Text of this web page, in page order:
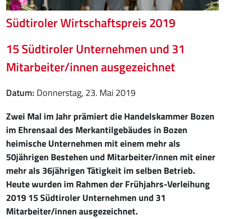
Südtiroler Wirtschaftspreis 2019
15 Südtiroler Unternehmen und 31
Mitarbeiter/innen ausgezeichnet
Datum Donnerstag, 23. Mai 2019
Zwei Mal im Jahr prämiert die Handelskammer Bozen
im Ehrensaal des Merkantilgebäudes in Bozen
heimische Unternehmen mit einem mehr als
50jährigen Bestehen und Mitarbeiter/innen mit einer
mehr als 36jährigen Tätigkeit im selben Betrieb.
Heute wurden im Rahmen der Frühjahrs-Verleihung
2019 15 Südtiroler Unternehmen und 31
Mitarbeiter/innen ausgezeichnet.